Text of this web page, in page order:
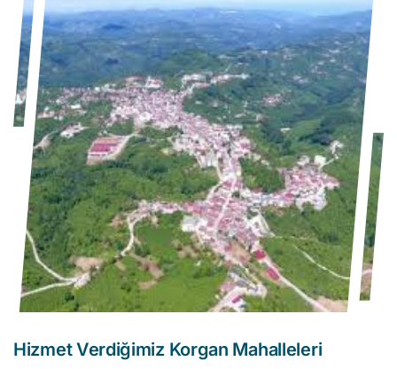
Hizmet Verdiğimiz Korgan Mahalleleri